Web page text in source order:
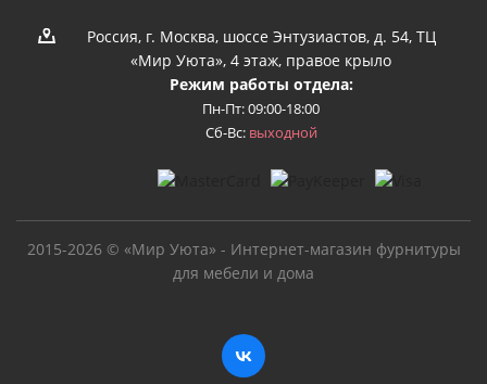
Россия, г. Москва, шоссе Энтузиастов, д. 54, ТЦ
«Мир Уюта», 4 этаж, правое крыло
Режим работы отдела:
Пн-Пт: 09:00-18:00
Сб-Вс: выходной
2015-2026 © «Мир Уюта» - Интернет-магазин фурнитуры
для мебели и дома